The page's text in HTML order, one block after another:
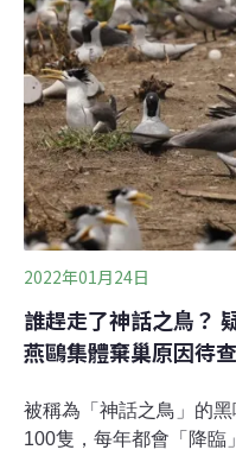
藥庫使用而得名。從小
沒有全區徵收，只有徵
房，區內仍有約十戶人
戒備森嚴，「在地人出
崗哨管制。」2007年軍
了，但庫房、行政大樓
城彈藥庫土地被移交給
更為「司法園區」，進
2022年01月24日
誰趕走了神話之鳥？
燕鷗集體棄巢原因待查
被稱為「神話之鳥」的
100隻，每年都會「降臨